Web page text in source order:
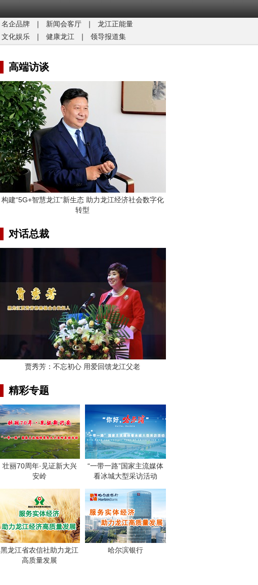
名企品牌 ｜ 新闻会客厅 ｜
龙江正能量​
文化娱乐 ｜ 健康龙江 ｜ 领导报道集
高端访谈
构建“5G+智慧龙江”新生态 助力龙江经济社会数字化
转型
对话总裁
贾秀芳：不忘初心 用爱回馈龙江父老
精彩专题
壮丽70周年·见证新大兴
安岭
“一带一路”国家主流媒体
看冰城大型采访活动
黑龙江省农信社助力龙江
高质量发展
哈尔滨银行